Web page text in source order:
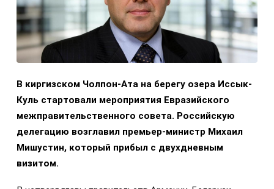
В киргизском Чолпон-Ата на берегу озера Иссык-
Куль стартовали мероприятия Евразийского
межправительственного совета. Российскую
делегацию возглавил премьер-министр Михаил
Мишустин, который прибыл с двухдневным
визитом.